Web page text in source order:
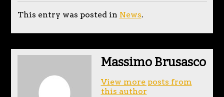
This entry was posted in News.
Massimo Brusasco
View more posts from
this author